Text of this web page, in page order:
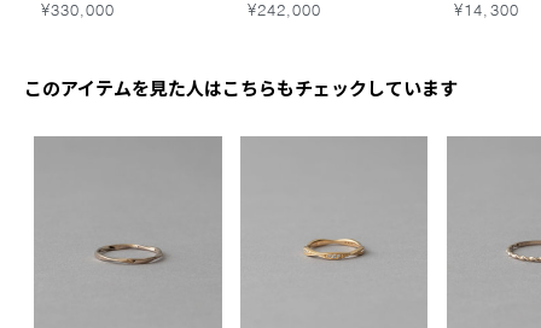
¥330,000
¥242,000
¥14,300
このアイテムを見た人はこちらもチェックしています